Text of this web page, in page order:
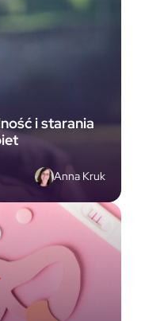
i starania
Anna Kruk